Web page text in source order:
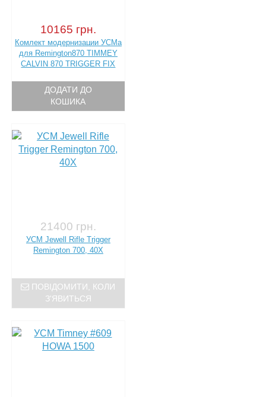
10165 грн.
Комлект модернизации УСМа
для Remington870 TIMMEY
CALVIN 870 TRIGGER FIX
ДОДАТИ ДО
КОШИКА
21400 грн.
УСМ Jewell Rifle Trigger
Remington 700, 40X
ПОВІДОМИТИ, КОЛИ
З'ЯВИТЬСЯ